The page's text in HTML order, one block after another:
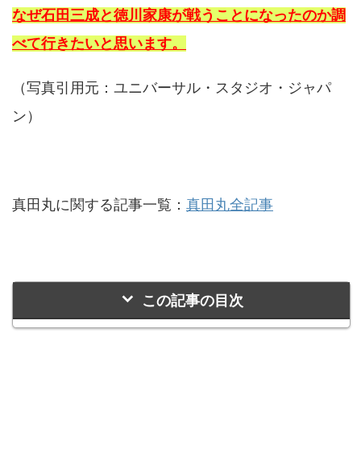
なぜ石田三成と徳川家康が戦うことになったのか調
べて行きたいと思います。
（写真引用元：ユニバーサル・スタジオ・ジャパ
ン）
真田丸に関する記事一覧： 真田丸全記事
この記事の目次